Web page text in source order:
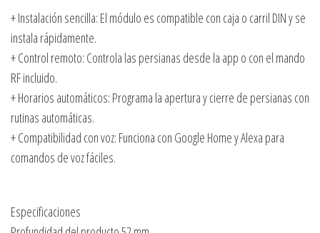
+ Instalación sencilla: El módulo es compatible con caja o carril DIN y se
instala rápidamente.
+ Control remoto: Controla las persianas desde la app o con el mando
RF incluido.
+ Horarios automáticos: Programa la apertura y cierre de persianas con
rutinas automáticas.
+ Compatibilidad con voz: Funciona con Google Home y Alexa para
comandos de voz fáciles.
Especificaciones